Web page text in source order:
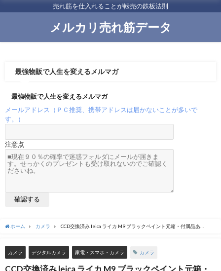
売れ筋を仕入れることが転売の鉄板法則
メルカリ売れ筋データ
最強物販で人生を変えるメルマガ
最強物販で人生を変えるメルマガ
メールアドレス（ＰＣ推奨、携帯アドレスは届かないことが多いで
す。）
注意点
ホーム カメラ
CCD交換済み leica ライカ M9 ブラックペイント元箱・付属品あ
カメラ デジタルカメラ 家電・スマホ・カメラ カメラ
CCD交換済み leica ライカ M9 ブラックペイント元箱・